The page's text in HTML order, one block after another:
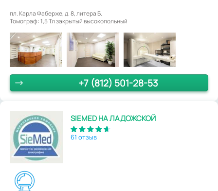
пл. Карла Фаберже, д. 8, литера Б.
Томограф: 1,5 Тл закрытый высокопольный
+7 (812) 501-28-53
SIEMED НА ЛАДОЖСКОЙ
61 отзыв